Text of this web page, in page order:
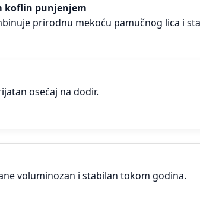
koflin punjenjem
prirodnu mekoću pamučnog lica i
osećaj na dodir.
voluminozan i stabilan tokom godina.